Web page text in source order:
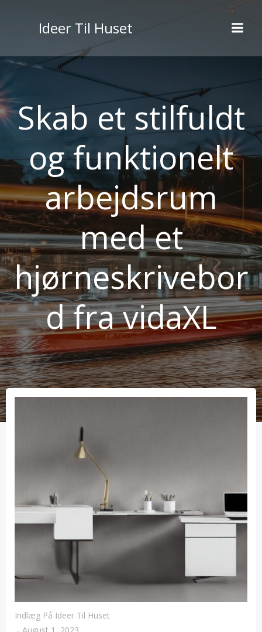
indhold
Ideer Til Huset
Skab et stilfuldt
og funktionelt
arbejdsrum
med et
hjørneskrivebor
d fra vidaXL
Indlæg På Ideer Til Huset